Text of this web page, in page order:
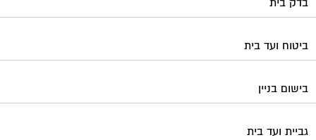
בדק בית
ביטוח ועד בית
בישום בניין
גביית ועד בית